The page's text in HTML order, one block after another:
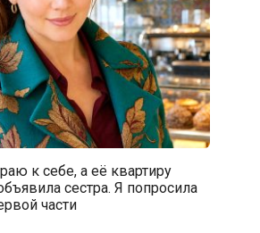
к себе, а её квартиру
сестра. Я попросила
части